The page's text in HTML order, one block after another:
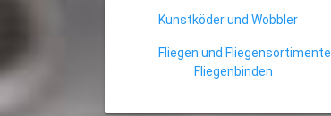
Kunstköder und Wobbler
Fliegen und Fliegensortimente
Fliegenbinden